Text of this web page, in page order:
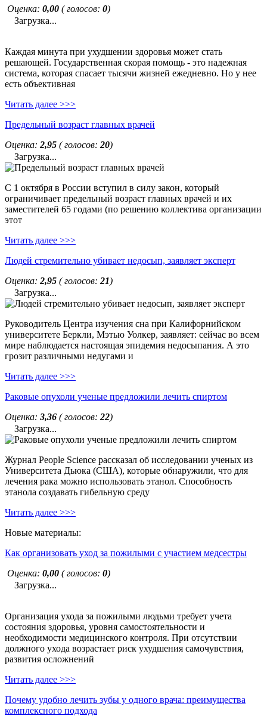
Оценка: 0,00 ( голосов: 0)
Загрузка...
Каждая минута при ухудшении здоровья может стать
решающей. Государственная скорая помощь - это надежная
система, которая спасает тысячи жизней ежедневно. Но у нее
есть объективная
Читать далее >>>
Предельный возраст главных врачей
Оценка: 2,95 ( голосов: 20)
Загрузка...
С 1 октября в России вступил в силу закон, который
ограничивает предельный возраст главных врачей и их
заместителей 65 годами (по решению коллектива организации
этот
Читать далее >>>
Людей стремительно убивает недосып, заявляет эксперт
Оценка: 2,95 ( голосов: 21)
Загрузка...
Руководитель Центра изучения сна при Калифорнийском
университете Беркли, Мэтью Уолкер, заявляет: сейчас во всем
мире наблюдается настоящая эпидемия недосыпания. А это
грозит различными недугами и
Читать далее >>>
Раковые опухоли ученые предложили лечить спиртом
Оценка: 3,36 ( голосов: 22)
Загрузка...
Журнал People Science рассказал об исследовании ученых из
Университета Дьюка (США), которые обнаружили, что для
лечения рака можно использовать этанол. Способность
этанола создавать гибельную среду
Читать далее >>>
Новые материалы:
Как организовать уход за пожилыми с участием медсестры
Оценка: 0,00 ( голосов: 0)
Загрузка...
Организация ухода за пожилыми людьми требует учета
состояния здоровья, уровня самостоятельности и
необходимости медицинского контроля. При отсутствии
должного ухода возрастает риск ухудшения самочувствия,
развития осложнений
Читать далее >>>
Почему удобно лечить зубы у одного врача: преимущества
комплексного подхода